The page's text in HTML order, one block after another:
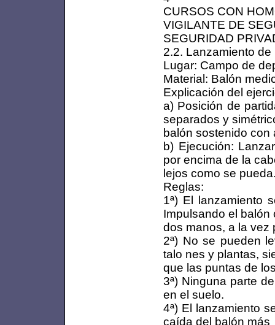
CURSOS CON
VIGILANTE DE
SEGURIDAD
2.2. Lanzamiento
Lugar: Campo de
Material: Balón
Explicación del
a) Posición de
separados y
balón sostenido con
b) Ejecución:
por encima de la
lejos como se
Reglas:
1ª) El lanzamiento
Impulsando el balón
dos manos, a la vez
2ª) No se pueden
talo nes y plantas,
que las puntas de
3ª) Ninguna parte
en el suelo.
4ª) El lanzamiento
caída del balón más